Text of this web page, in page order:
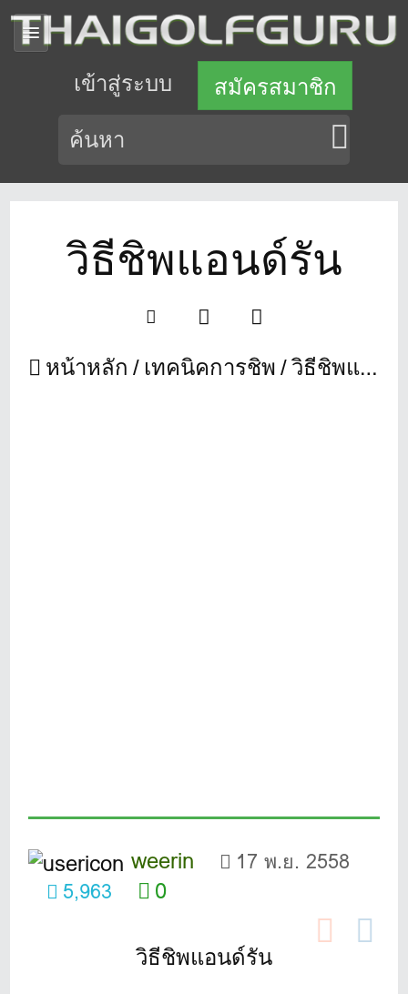
เข้าสู่ระบบ สมัครสมาชิก
วิธีชิพแอนด์รัน
หน้าหลัก เทคนิคการชิพ วิธีชิพแอนด์รัน
weerin
17 พ.ย. 2558
5,963
0
วิธีชิพแอนด์รัน